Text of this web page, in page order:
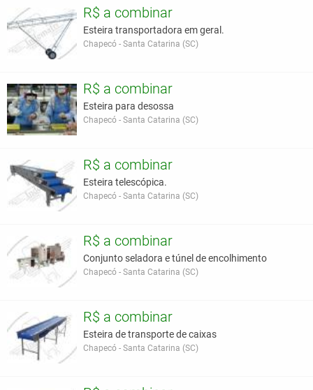
R$ a combinar
Esteira transportadora em geral.
Chapecó - Santa Catarina (SC)
R$ a combinar
Esteira para desossa
Chapecó - Santa Catarina (SC)
R$ a combinar
Esteira telescópica.
Chapecó - Santa Catarina (SC)
R$ a combinar
Conjunto seladora e túnel de encolhimento
Chapecó - Santa Catarina (SC)
R$ a combinar
Esteira de transporte de caixas
Chapecó - Santa Catarina (SC)